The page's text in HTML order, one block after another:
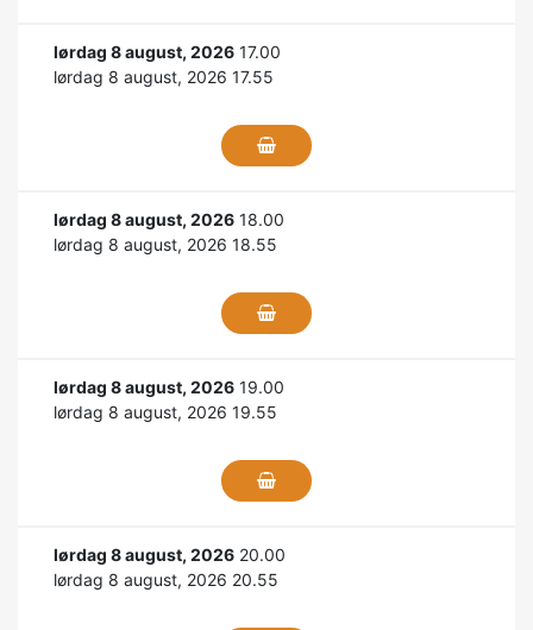
lørdag 8 august, 2026 17.00
lørdag 8 august, 2026 17.55
lørdag 8 august, 2026 18.00
lørdag 8 august, 2026 18.55
lørdag 8 august, 2026 19.00
lørdag 8 august, 2026 19.55
lørdag 8 august, 2026 20.00
lørdag 8 august, 2026 20.55